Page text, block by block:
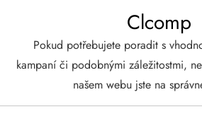
Clcomp
Pokud potřebujete poradit s
kampaní či podobnými záležitostmi,
našem webu jste na